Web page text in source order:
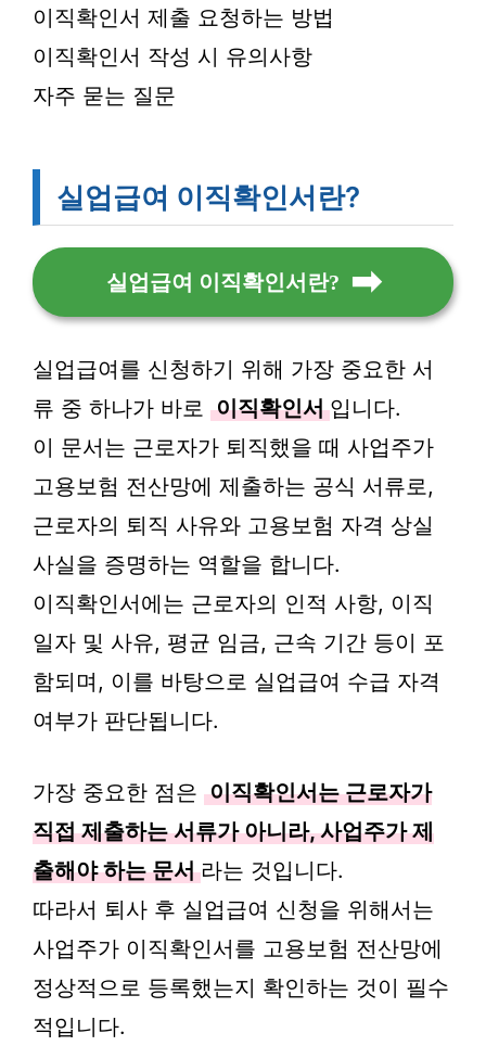
이직확인서 제출 요청하는 방법
이직확인서 작성 시 유의사항
자주 묻는 질문
실업급여 이직확인서란?
실업급여 이직확인서란?
실업급여를 신청하기 위해 가장 중요한 서
류 중 하나가 바로 이직확인서 입니다.
이 문서는 근로자가 퇴직했을 때 사업주가
고용보험 전산망에 제출하는 공식 서류로,
근로자의 퇴직 사유와 고용보험 자격 상실
사실을 증명하는 역할을 합니다.
이직확인서에는 근로자의 인적 사항, 이직
일자 및 사유, 평균 임금, 근속 기간 등이 포
함되며, 이를 바탕으로 실업급여 수급 자격
여부가 판단됩니다.
가장 중요한 점은 이직확인서는 근로자가
직접 제출하는 서류가 아니라, 사업주가 제
출해야 하는 문서 라는 것입니다.
따라서 퇴사 후 실업급여 신청을 위해서는
사업주가 이직확인서를 고용보험 전산망에
정상적으로 등록했는지 확인하는 것이 필수
적입니다.